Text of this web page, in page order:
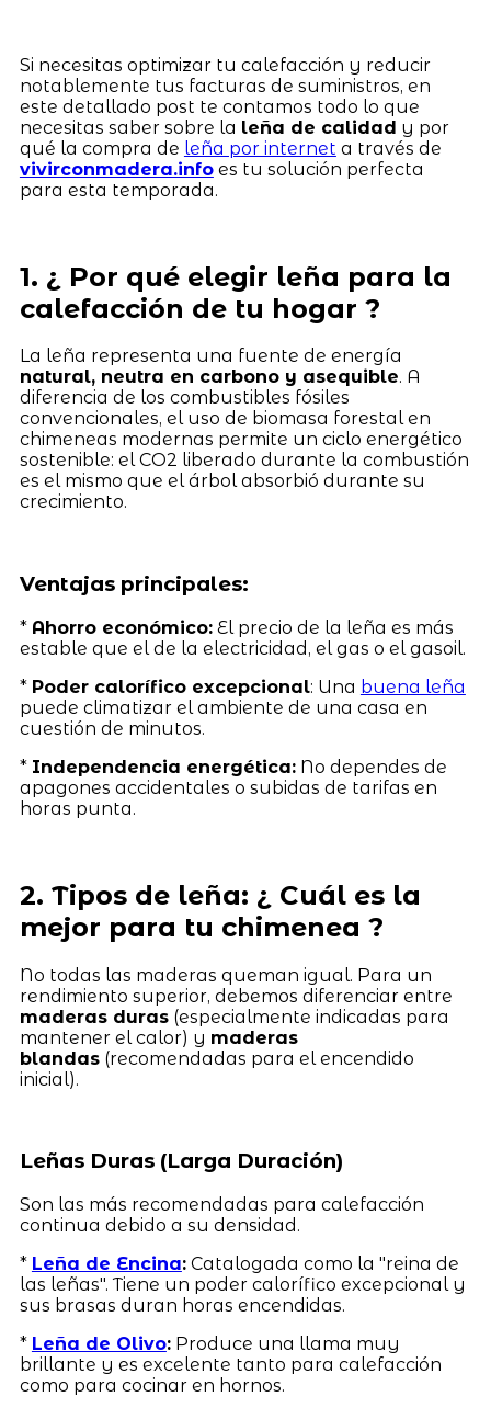
Si necesitas optimizar tu calefacción y reducir
notablemente tus facturas de suministros, en
este detallado post te contamos todo lo que
necesitas saber sobre la leña de calidad y por
qué la compra de leña por internet a través de
vivirconmadera.infoes tu solución perfecta
para esta temporada.
1. ¿ Por qué elegir leña para la
calefacción de tu hogar ?
La leña representa una fuente de energía
natural, neutra en carbono y asequible. A
diferencia de los combustibles fósiles
convencionales, el uso de biomasa forestal en
chimeneas modernas permite un ciclo energético
sostenible: el CO2 liberado durante la combustión
es el mismo que el árbol absorbió durante su
crecimiento.
Ventajas principales:
* Ahorro económico:El precio de la leña es más
estable que el de la electricidad, el gas o el gasoil.
* Poder calorífico excepcional: Una buena leña
puede climatizar el ambiente de una casa en
cuestión de minutos.
* Independencia energética:No dependes de
apagones accidentales o subidas de tarifas en
horas punta.
2. Tipos de leña: ¿ Cuál es la
mejor para tu chimenea ?
No todas las maderas queman igual. Para un
rendimiento superior, debemos diferenciar entre
maderas duras(especialmente indicadas para
mantener el calor) y maderas
blandas(recomendadas para el encendido
inicial).
Leñas Duras (Larga Duración)
Son las más recomendadas para calefacción
continua debido a su densidad.
* Leña de Encina:Catalogada como la "reina de
las leñas". Tiene un poder calorífico excepcional y
sus brasas duran horas encendidas.
* Leña de Olivo:Produce una llama muy
brillante y es excelente tanto para calefacción
como para cocinar en hornos.